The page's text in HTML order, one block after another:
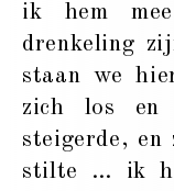
ik hem
drenkeling
staan we
zich los
steigerde, en
stilte … ik